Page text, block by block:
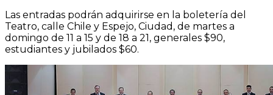
Las entradas podrán adquirirse en la boletería del
Teatro, calle Chile y Espejo, Ciudad, de martes a
domingo de 11 a 15 y de 18 a 21, generales $90,
estudiantes y jubilados $60.